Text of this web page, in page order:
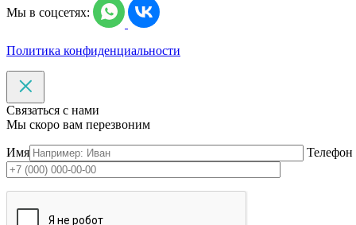
Мы в соцсетях:
Политика конфиденциальности
Связаться с нами
Мы скоро вам перезвоним
Имя Телефон